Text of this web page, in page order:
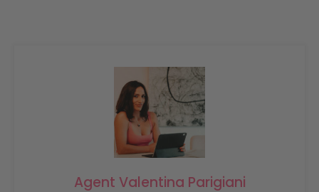
Agent Valentina Parigiani